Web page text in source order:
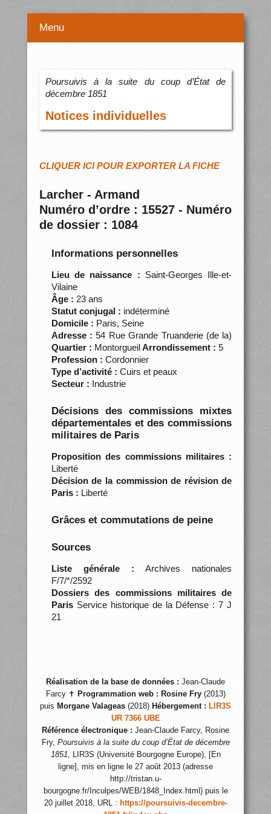
Menu
Poursuivis à la suite du coup d’État de
décembre 1851
Notices individuelles
CLIQUER ICI POUR EXPORTER LA FICHE
Larcher - Armand
Numéro d’ordre : 15527 - Numéro
de dossier : 1084
Informations personnelles
Lieu de naissance : Saint-Georges Ille-et-
Vilaine
Âge : 23 ans
Statut conjugal : indéterminé
Domicile : Paris, Seine
Adresse : 54 Rue Grande Truanderie (de la)
Quartier : MontorgueilArrondissement : 5
Profession : Cordonnier
Type d’activité : Cuirs et peaux
Secteur : Industrie
Décisions des commissions mixtes
départementales et des commissions
militaires de Paris
Proposition des commissions militaires :
Liberté
Décision de la commission de révision de
Paris : Liberté
Grâces et commutations de peine
Sources
Liste générale : Archives nationales
F/7/*/2592
Dossiers des commissions militaires de
ParisService historique de la Défense : 7 J
21
Réalisation de la base de données : Jean-Claude
Farcy ✝ Programmation web : Rosine Fry(2013)
puis Morgane Valageas (2018) Hébergement : LIR3S
UR 7366 UBE
Référence électronique : Jean-Claude Farcy, Rosine
Fry, Poursuivis à la suite du coup d’État de décembre
1851, LIR3S (Université Bourgogne Europe), [En
ligne], mis en ligne le 27 août 2013 (adresse
http://tristan.u-
bourgogne.fr/Inculpes/WEB/1848_Index.html) puis le
20 juillet 2018, URL : https://poursuivis-decembre-